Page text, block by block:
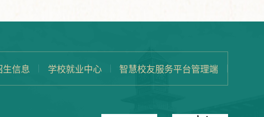
生信息 学校就业中心 智慧校友服务平台管理端